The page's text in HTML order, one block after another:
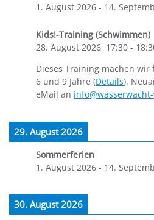
1. August 2026 - 14.
Kids!-Training (Schwimmen)
28. August 2026 17:30 -
Dieses Training machen
6 und 9 Jahre (Details).
eMail an
29. August 2026
Sommerferien
1. August 2026 - 14.
30. August 2026